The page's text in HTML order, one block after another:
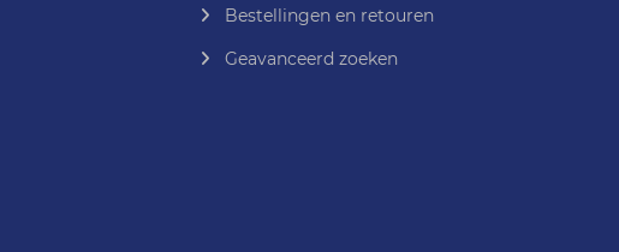
Bestellingen en retouren
Geavanceerd zoeken